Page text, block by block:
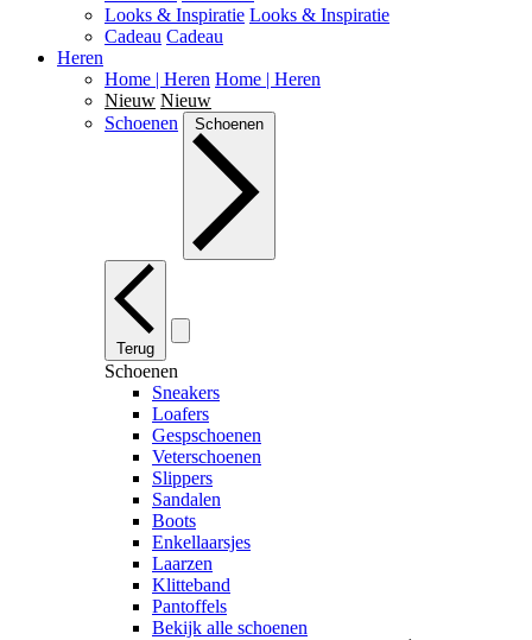
Looks & Inspiratie Looks & Inspiratie
Cadeau Cadeau
Heren
Home | Heren Home | Heren
Nieuw Nieuw
Schoenen
Schoenen
Terug
Schoenen
Sneakers
Loafers
Gespschoenen
Veterschoenen
Slippers
Sandalen
Boots
Enkellaarsjes
Laarzen
Klitteband
Pantoffels
Bekijk alle schoenen